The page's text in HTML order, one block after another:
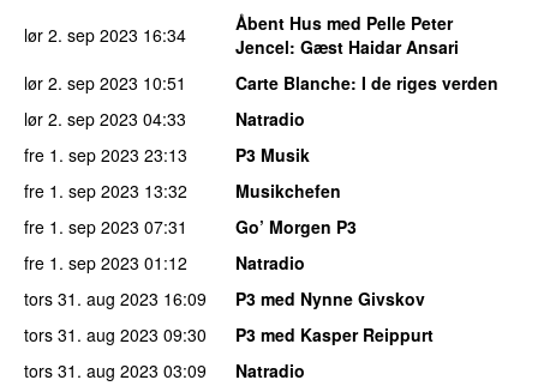
lør 2. sep 2023 16:34
Åbent Hus med Pelle Peter
Jencel: Gæst Haidar Ansari
lør 2. sep 2023 10:51 Carte Blanche: I de riges verden
lør 2. sep 2023 04:33
Natradio
fre 1. sep 2023 23:13
P3 Musik
fre 1. sep 2023 13:32
Musikchefen
fre 1. sep 2023 07:31
Go’ Morgen P3
fre 1. sep 2023 01:12
Natradio
tors 31. aug 2023 16:09
P3 med Nynne Givskov
tors 31. aug 2023 09:30
P3 med Kasper Reippurt
tors 31. aug 2023 03:09
Natradio